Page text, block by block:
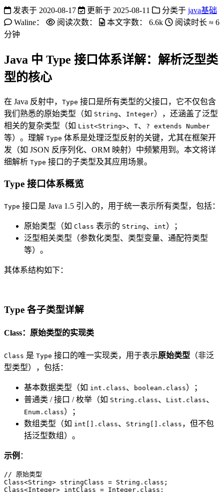
发表于 2020-08-17 更新于 2025-08-11 分类于 java基础
Waline：
阅读次数： 本文字数： 6.6k 阅读时长 ≈ 6
分钟
Java 中 Type 接口体系详解：解析泛型类
型的核心
在 Java 反射中， Type 接口是所有类型的父接口，它不仅包含
我们熟悉的原始类型（如 String、 Integer），还涵盖了泛型
相关的复杂类型（如 List<String>、 T、 ? extends Number
等）。理解 Type 体系是处理泛型反射的关键，尤其在框架开
发（如 JSON 反序列化、ORM 映射）中频繁用到。本文将详
细解析 Type 接口的子类型及其应用场景。
Type 接口体系概览
Type 接口是 Java 1.5 引入的，用于统一表示所有类型，包括：
原始类型（如 Class 表示的 String、 int）；
泛型相关类型（参数化类型、类型变量、通配符类型
等）。
其体系结构如下：
Type 各子类型详解
Class：原始类型的实现类
Class 是 Type 接口的唯一实现类，用于表示原始类型 （非泛
型类型），包括：
基本数据类型（如 int.class、 boolean.class）；
普通类 / 接口 / 枚举（如 String.class、 List.class、
Enum.class）；
数组类型（如 int[].class、 String[].class ，但不包
括泛型数组）。
示例 ：
// 原始类型
Class<String> stringClass = String.class;
Class<Integer> intClass = Integer.class;